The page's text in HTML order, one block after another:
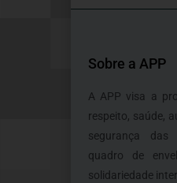
Sobre a APP
A APP visa a
respeito, saúde,
segurança das
quadro de
solidariedade